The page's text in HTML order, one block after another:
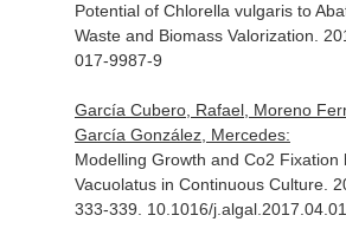
Potential of Chlorella vulgaris to
Waste and Biomass Valorization .
017-9987-9
García Cubero, Rafael, Moreno
García González, Mercedes:
Modelling Growth and Co2 Fixation
Vacuolatus in Continuous Culture.
333-339. 10.1016/